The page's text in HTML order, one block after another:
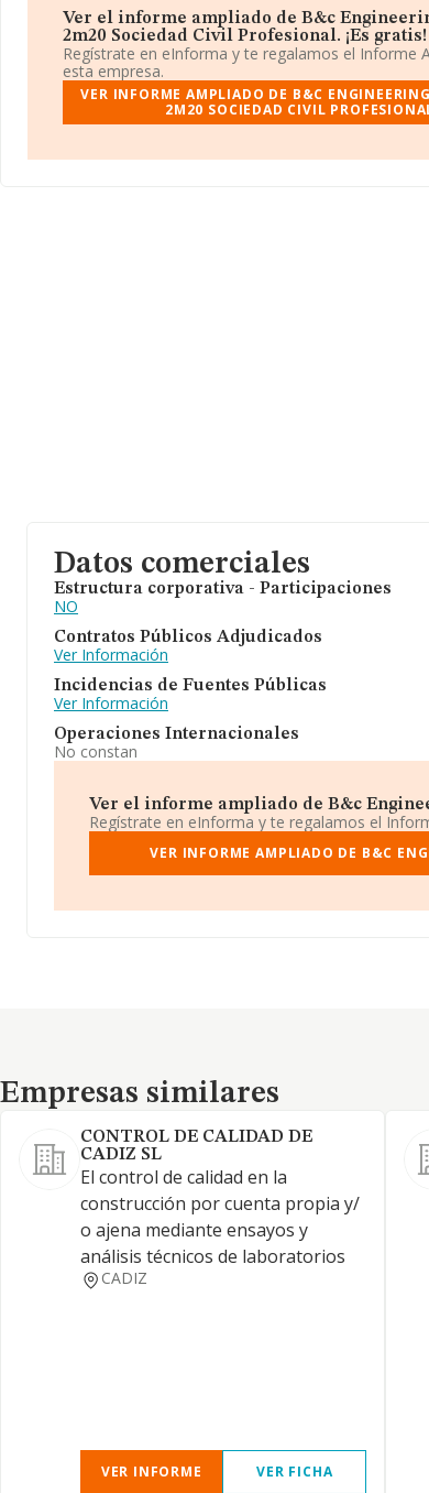
Ver el informe ampliado de B&c
2m20 Sociedad Civil Profesional. ¡Es gratis!
Regístrate en eInforma y te regalamos el Informe
esta empresa.
VER INFORME AMPLIADO DE B&C
2M20 SOCIEDAD CIVIL
Datos comerciales
Estructura corporativa - Participaciones
NO
Contratos Públicos Adjudicados
Ver Información
Incidencias de Fuentes Públicas
Ver Información
Operaciones Internacionales
No constan
Ver el informe ampliado de B&c
Regístrate en eInforma y te regalamos el
VER INFORME AMPLIADO DE B&C
Empresas similares
Empresas similares
CONTROL DE CALIDAD DE
CADIZ SL
El control de calidad en la
construcción por cuenta propia y/
o ajena mediante ensayos y
análisis técnicos de laboratorios
CADIZ
VER INFORME VER FICHA